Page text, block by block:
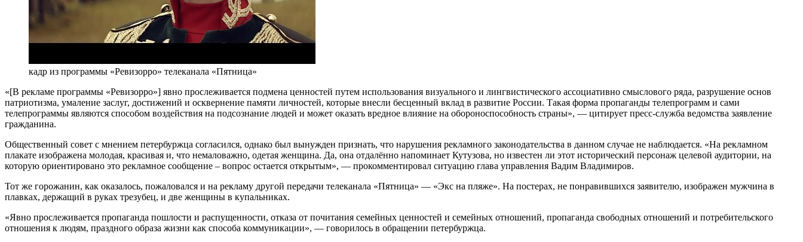
кадр из программы «Ревизорро» телеканала «Пятница»
«[В рекламе программы «Ревизорро»] явно прослеживается подмена ценностей путем использования визуального и лингвистического ассоциативно смыслового ряда, разрушение основ
патриотизма, умаление заслуг, достижений и осквернение памяти личностей, которые внесли бесценный вклад в развитие России. Такая форма пропаганды телепрограмм и сами
телепрограммы являются способом воздействия на подсознание людей и может оказать вредное влияние на обороноспособность страны», — цитирует пресс-служба ведомства заявление
гражданина.
Общественный совет с мнением петербуржца согласился, однако был вынужден признать, что нарушения рекламного законодательства в данном случае не наблюдается. «На рекламном
плакате изображена молодая, красивая и, что немаловажно, одетая женщина. Да, она отдалённо напоминает Кутузова, но известен ли этот исторический персонаж целевой аудитории, на
которую ориентировано это рекламное сообщение – вопрос остается открытым», — прокомментировал ситуацию глава управления Вадим Владимиров.
Тот же горожанин, как оказалось, пожаловался и на рекламу другой передачи телеканала «Пятница» — «Экс на пляже». На постерах, не понравившихся заявителю, изображен мужчина в
плавках, держащий в руках трезубец, и две женщины в купальниках.
«Явно прослеживается пропаганда пошлости и распущенности, отказа от почитания семейных ценностей и семейных отношений, пропаганда свободных отношений и потребительского
отношения к людям, праздного образа жизни как способа коммуникации», — говорилось в обращении петербуржца.